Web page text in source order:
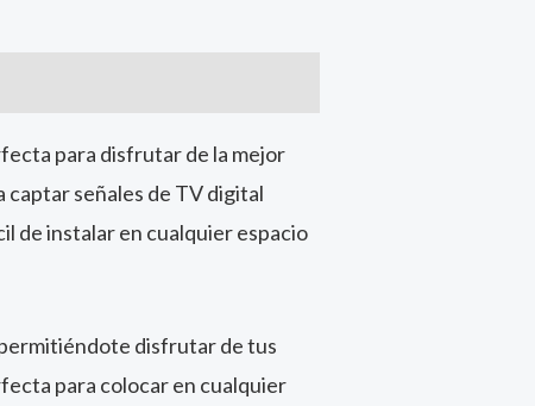
para disfrutar de la mejor
captar señales de TV digital
de instalar en cualquier espacio
disfrutar de tus
para colocar en cualquier